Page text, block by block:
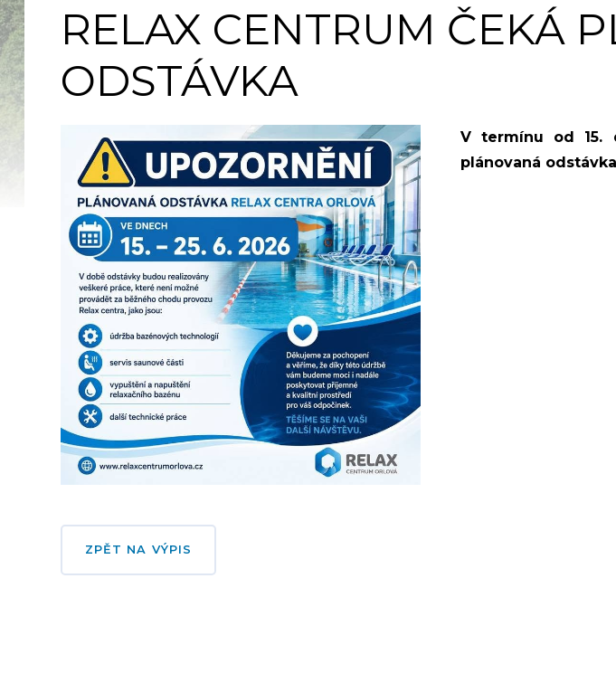
RELAX CENTRUM ČEKÁ
ODSTÁVKA
V termínu od 15.
plánovaná
ZPĚT NA VÝPIS